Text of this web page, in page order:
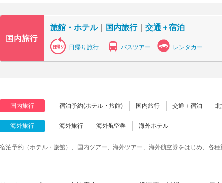
旅館・ホテル｜ 国内旅行｜ 交通＋宿泊
日帰り旅行 バスツアー レンタカー
国内旅行 宿泊予約(ホテル・旅館) 国内旅行 交通＋宿泊
海外旅行 海外旅行 海外航空券 海外ホテル
宿泊予約（ホテル・旅館）、国内ツアー、海外ツアー、海外航空券をはじめ、各